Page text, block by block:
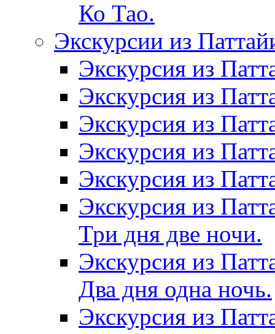
Ко Тао.
Экскурсии из
Экскурсия из
Экскурсия из
Экскурсия из
Экскурсия из
Экскурсия из
Экскурсия из
Три дня две ночи.
Экскурсия из
Два дня одна ночь.
Экскурсия из